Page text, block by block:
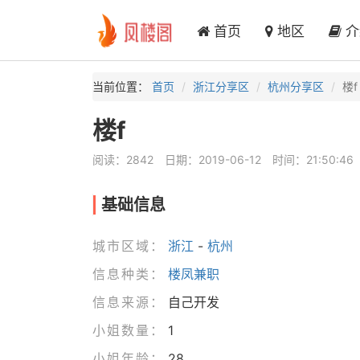
首页 地区 介
当前位置： 首页 浙江分享区 杭州分享区 楼f
楼f
阅读：2842 日期：2019-06-12 时间：21:50:46
基础信息
城市区域： 浙江 - 杭州
信息种类：
楼凤兼职
信息来源：
自己开发
小姐数量：
1